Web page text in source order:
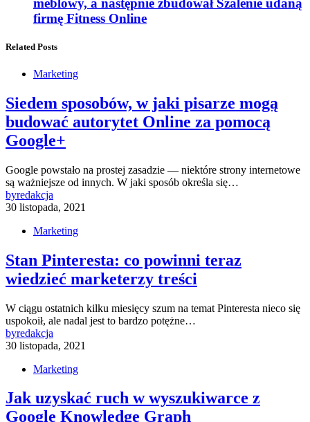
firmę Fitness Online
Related Posts
Marketing
Siedem sposobów, w jaki pisarze mogą
budować autorytet Online za pomocą
Google+
Google powstało na prostej zasadzie — niektóre strony internetowe
są ważniejsze od innych. W jaki sposób określa się…
byredakcja
30 listopada, 2021
Marketing
Stan Pinteresta: co powinni teraz
wiedzieć marketerzy treści
W ciągu ostatnich kilku miesięcy szum na temat Pinteresta nieco się
uspokoił, ale nadal jest to bardzo potężne…
byredakcja
30 listopada, 2021
Marketing
Jak uzyskać ruch w wyszukiwarce z
Google Knowledge Graph